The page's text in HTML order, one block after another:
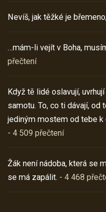
Nevíš, jak těžké je
…mám-li vejít v Boha,
přečtení
Když tě lidé oslavují,
samotu. To, co ti dávají, od
jediným mostem od tebe k
- 4 509 přečtení
Žák není nádoba, která se
se má zapálit. - 4 468